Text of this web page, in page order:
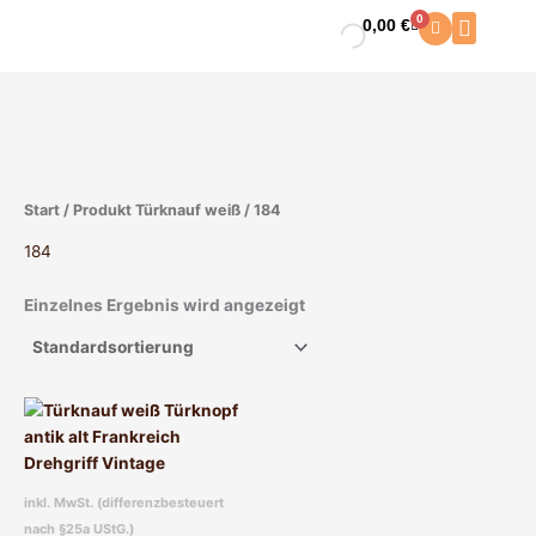
0,00€ 0
Warenkorb
Start / Produkt Türknauf weiß / 184
184
Einzelnes Ergebnis wird angezeigt
inkl. MwSt. (differenzbesteuert
nach §25a UStG.)
Dieses
Produkt
weist
Varianten